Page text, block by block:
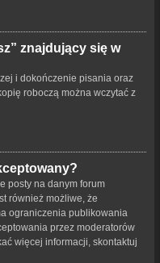
znajdujący się w
i dokończenie pisania oraz
roboczą można wczytać z
posty na danym forum
również możliwe, że
ograniczenia publikowania
przez moderatorów
więcej informacji, skontaktuj